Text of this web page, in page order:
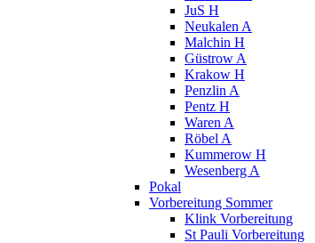
JuS H
Neukalen A
Malchin H
Güstrow A
Krakow H
Penzlin A
Pentz H
Waren A
Röbel A
Kummerow H
Wesenberg A
Pokal
Vorbereitung Sommer
Klink Vorbereitung
St Pauli Vorbereitung